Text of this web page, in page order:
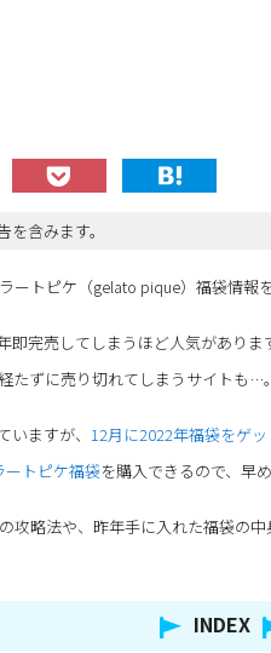
含みます。
ートピケ（gelato pique）福袋情報を
完売してしまうほど人気がありま
たずに売り切れてしまうサイトも…。
ますが、 12月に2022年福袋をゲ
ートピケ福袋を購入できるので、早
攻略法や、昨年手に入れた福袋の
INDEX